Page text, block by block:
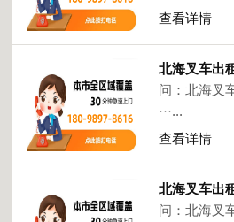
查看详情
北海叉车出
问：北海叉
···...
查看详情
北海叉车出
问：北海叉